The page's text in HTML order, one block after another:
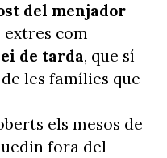
del menjador
extres com
de tarda, que sí
les famílies que
els mesos de
fora del